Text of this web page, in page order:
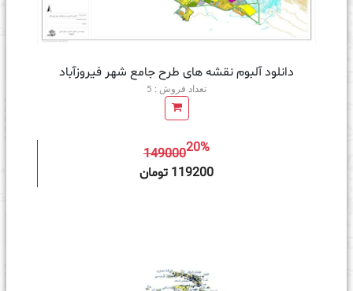
دانلود آلبوم نقشه های طرح جامع شهر فیروزآباد
تعداد فروش : 5
14900020%
119200 تومان